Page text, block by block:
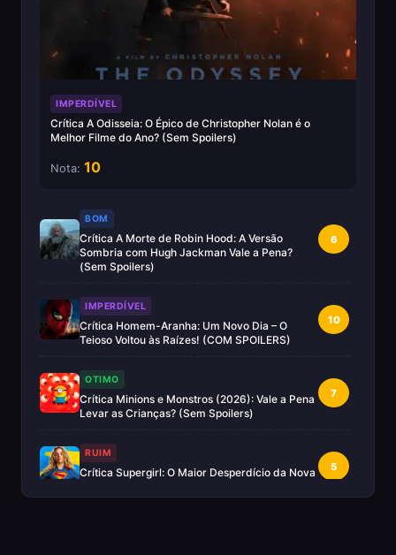
IMPERDÍVEL
Crítica A Odisseia: O Épico de Christopher Nolan é o
Melhor Filme do Ano? (Sem Spoilers)
Nota: 10
BOM
Crítica A Morte de Robin Hood: A Versão
Sombria com Hugh Jackman Vale a Pena?
(Sem Spoilers)
6
IMPERDÍVEL
Crítica Homem-Aranha: Um Novo Dia – O
Teioso Voltou às Raízes! (COM SPOILERS)
10
OTIMO
Crítica Minions e Monstros (2026): Vale a Pena
Levar as Crianças? (Sem Spoilers)
7
RUIM
Crítica Supergirl: O Maior Desperdício da Nova
5